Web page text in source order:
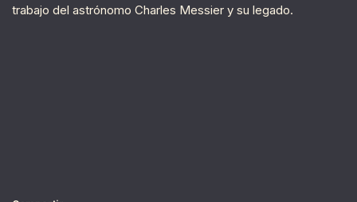
trabajo del astrónomo Charles Messier y su legado.